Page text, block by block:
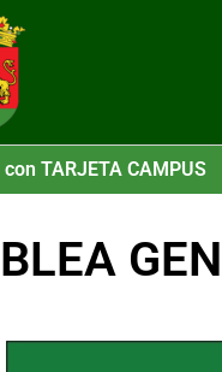
con TARJETA CAMPUS